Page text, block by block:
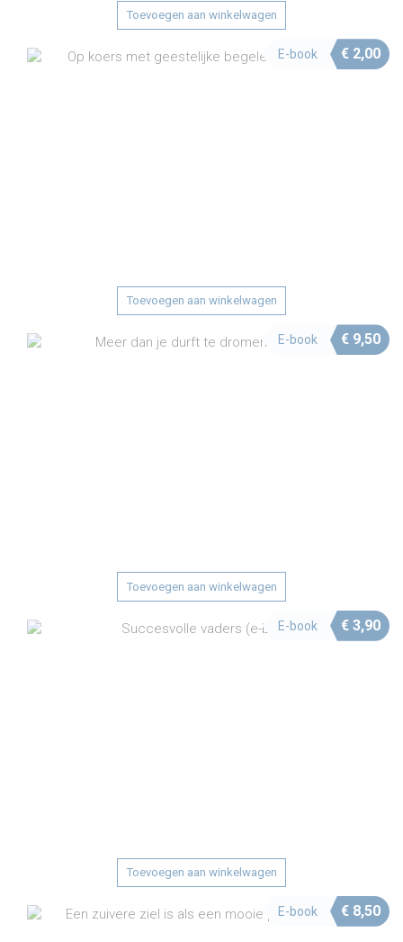
Toevoegen aan winkelwagen
E-book € 2,00
Toevoegen aan winkelwagen
E-book € 9,50
Toevoegen aan winkelwagen
E-book € 3,90
Toevoegen aan winkelwagen
E-book € 8,50